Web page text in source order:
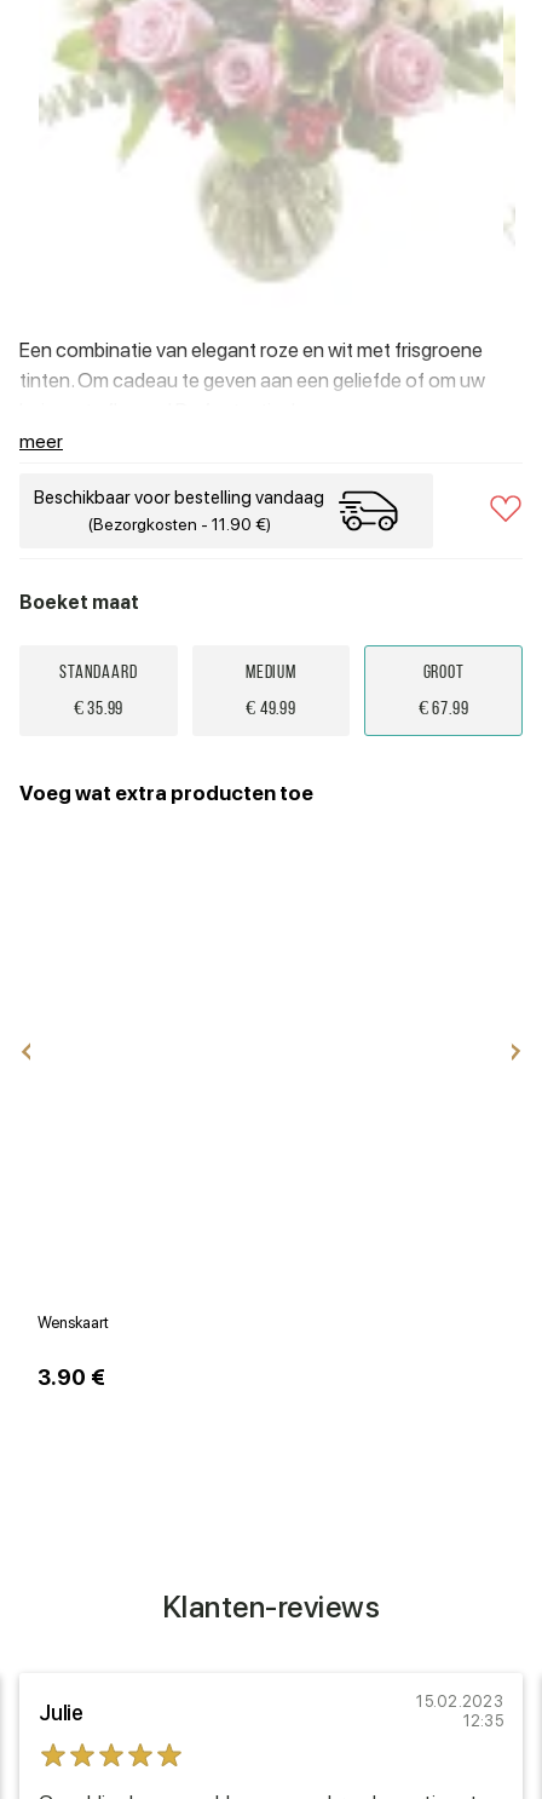
Een combinatie van elegant roze en wit met frisgroene
tinten. Om cadeau te geven aan een geliefde of om uw
eucalyptus is gewoon onmogelijk te negeren.
meer
Beschikbaar voor bestelling vandaag
(Bezorgkosten - 11.90 €)
Boeket maat
Standaard
€ 35.99
Medium
€ 49.99
Groot
€ 67.99
Voeg wat extra producten toe
Wenskaart
3.90 €
Klanten-reviews
Julie
15.02.2023
12:35